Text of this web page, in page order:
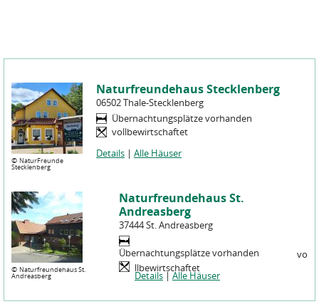
© NaturFreunde
Stecklenberg
Naturfreundehaus Stecklenberg
06502 Thale-Stecklenberg
Übernachtungsplätze vorhanden
vollbewirtschaftet
Details | Alle Häuser
© Naturfreundehaus St.
Andreasberg
Naturfreundehaus St.
Andreasberg
37444 St. Andreasberg
Übernachtungsplätze vorhanden
vo
llbewirtschaftet
Details|Alle Häuser